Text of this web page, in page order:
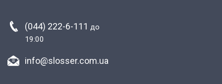
(044) 222-6-111 до
19:00
info@slosser.com.ua